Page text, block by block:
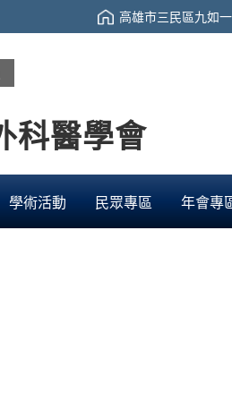
高雄市三民區九如
學術活動 民眾專區 年會專